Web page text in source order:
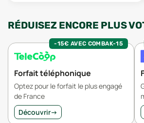
RÉDUISEZ ENCORE PLUS
-15€ AVEC COMBAK-15
Forfait téléphonique
Optez pour le forfait le plus engagé
de France
Découvrir→